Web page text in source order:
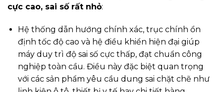
cực cao, sai số rất nhỏ:
Hệ thống dẫn hướng chính xác, trục chính ổn
định tốc độ cao và hệ điều khiển hiện đại giúp
máy duy trì độ sai số cực thấp, đạt chuẩn công
nghiệp toàn cầu. Điều này đặc biệt quan trọng
với các sản phẩm yêu cầu dung sai chặt chẽ như